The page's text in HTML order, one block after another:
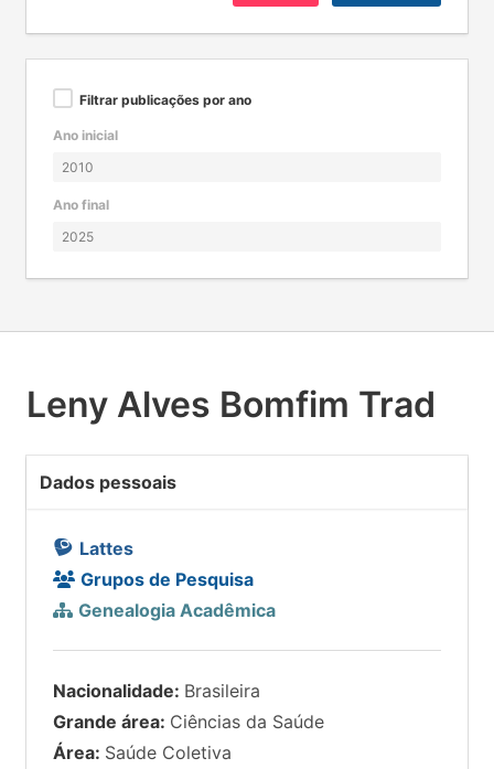
Filtrar publicações por ano
Ano inicial
Ano final
Leny Alves Bomfim Trad
Dados pessoais
Lattes
Grupos de Pesquisa
Genealogia Acadêmica
Nacionalidade: Brasileira
Grande área: Ciências da Saúde
Área: Saúde Coletiva